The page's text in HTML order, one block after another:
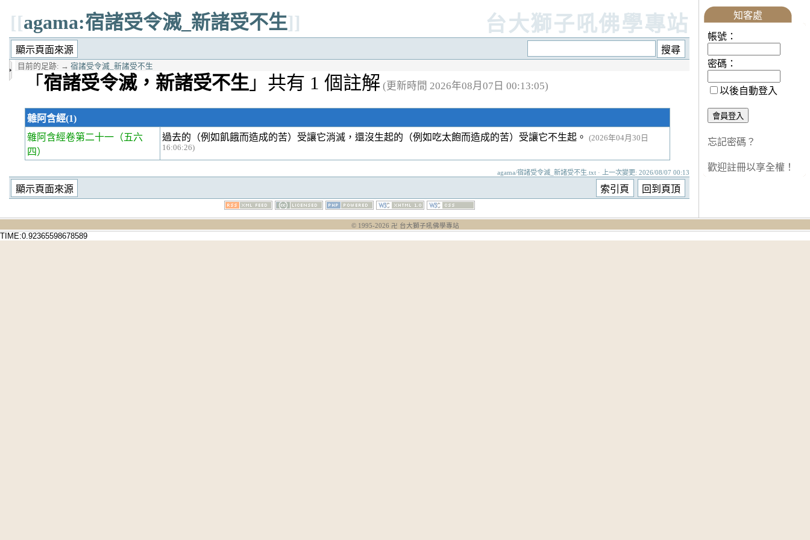
[[agama:宿諸受令滅_新諸受不生]] 台大獅子吼佛學專站
目前的足跡: → 宿諸受令滅_新諸受不生
「 宿諸受令滅，新諸受不生 」共有 1 個註解 (更新時間 2026年08月07日 00:13:05)
雜阿含經(1)
雜阿含經卷第二十一 （五六
四）
過去的（例如飢餓而造成的苦）受讓它消滅，還沒生起的（例如吃太飽而造成的苦）受讓它不生起。
(2026年04月30日
16:06:26)
agama/宿諸受令滅_新諸受不生.txt · 上一次變更: 2026/08/07 00:13
知客處
帳號：
密碼：
以後自動登入
忘記密碼？
歡迎註冊以享全權！
© 1995-2026 卍 台大獅子吼佛學專站
TIME:0.92365598678589